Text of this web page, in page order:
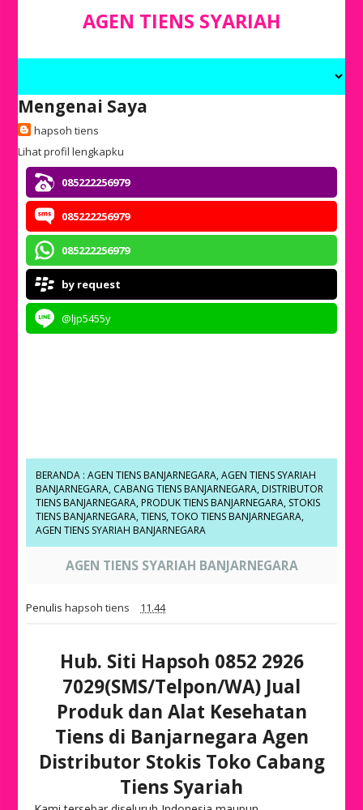
AGEN TIENS SYARIAH
Mengenai Saya
hapsoh tiens
Lihat profil lengkapku
085222256979
085222256979
085222256979
by request
@ljp5455y
BERANDA :AGEN TIENS BANJARNEGARA,AGEN TIENS SYARIAH
BANJARNEGARA, CABANG TIENS BANJARNEGARA, DISTRIBUTOR
TIENS BANJARNEGARA, PRODUK TIENS BANJARNEGARA, STOKIS
TIENS BANJARNEGARA,TIENS,TOKO TIENS BANJARNEGARA,
AGEN TIENS SYARIAH BANJARNEGARA
AGEN TIENS SYARIAH BANJARNEGARA
Penulishapsoh tiens 11.44
Hub. Siti Hapsoh 0852 2926
7029(SMS/Telpon/WA) Jual
Produk dan Alat Kesehatan
Tiens di Banjarnegara Agen
Distributor Stokis Toko Cabang
Tiens Syariah